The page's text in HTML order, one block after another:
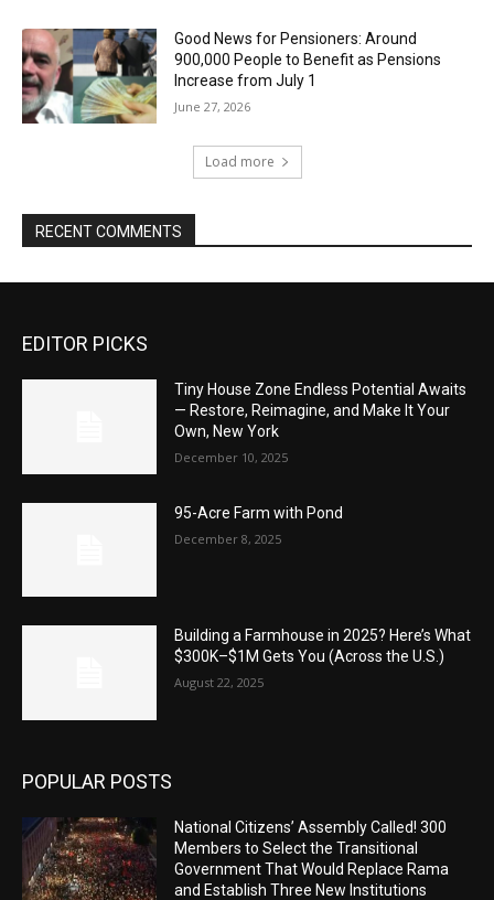
Good News for Pensioners: Around
900,000 People to Benefit as Pensions
Increase from July 1
June 27, 2026
Load more
RECENT COMMENTS
EDITOR PICKS
Tiny House Zone Endless Potential Awaits
— Restore, Reimagine, and Make It Your
Own, New York
December 10, 2025
95-Acre Farm with Pond
December 8, 2025
Building a Farmhouse in 2025? Here’s What
$300K–$1M Gets You (Across the U.S.)
August 22, 2025
POPULAR POSTS
National Citizens’ Assembly Called! 300
Members to Select the Transitional
Government That Would Replace Rama
and Establish Three New Institutions